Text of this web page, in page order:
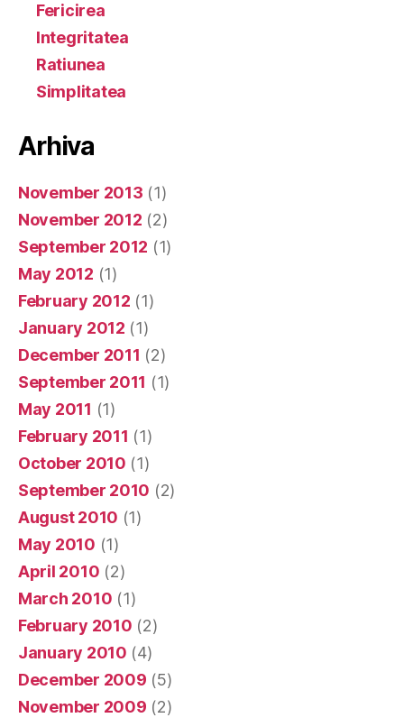
Fericirea
Integritatea
Ratiunea
Simplitatea
Arhiva
November 2013 (1)
November 2012 (2)
September 2012 (1)
May 2012 (1)
February 2012 (1)
January 2012 (1)
December 2011 (2)
September 2011 (1)
May 2011 (1)
February 2011 (1)
October 2010 (1)
September 2010 (2)
August 2010 (1)
May 2010 (1)
April 2010 (2)
March 2010 (1)
February 2010 (2)
January 2010 (4)
December 2009 (5)
November 2009 (2)